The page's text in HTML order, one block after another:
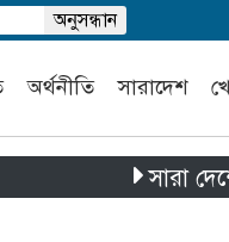
অর্থনীতি সারাদেশ
সারা দেশে